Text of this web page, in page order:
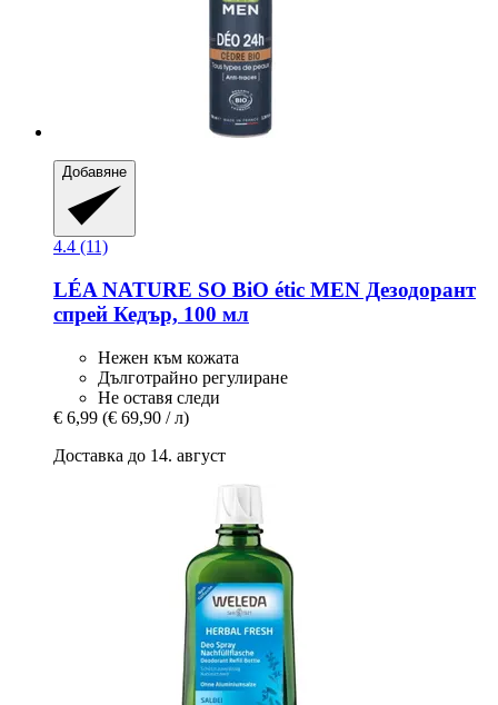
Добавяне
4.4 (11)
LÉA NATURE SO BiO étic MEN Дезодорант
спрей Кедър, 100 мл
Нежен към кожата
Дълготрайно регулиране
Не оставя следи
€ 6,99 (€ 69,90 / л)
Доставка до 14. август